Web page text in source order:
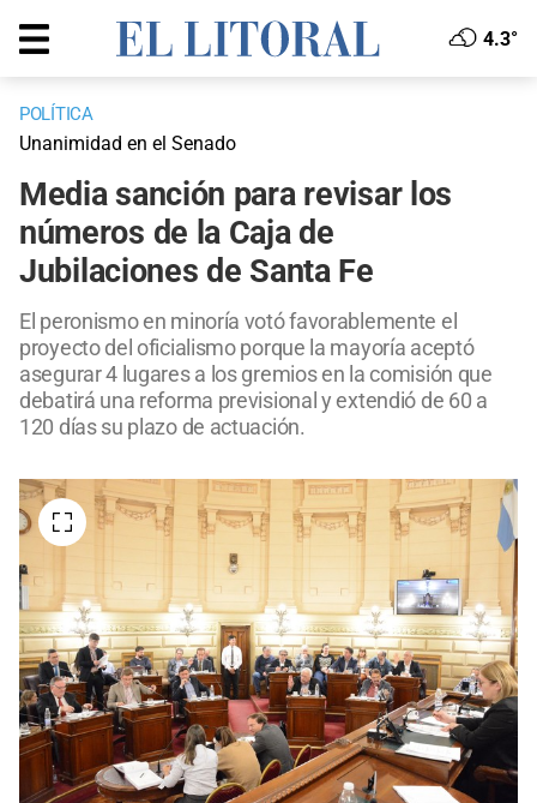
4.3°
POLÍTICA
Unanimidad en el Senado
Media sanción para revisar los
números de la Caja de
Jubilaciones de Santa Fe
El peronismo en minoría votó favorablemente el
proyecto del oficialismo porque la mayoría aceptó
asegurar 4 lugares a los gremios en la comisión que
debatirá una reforma previsional y extendió de 60 a
120 días su plazo de actuación.